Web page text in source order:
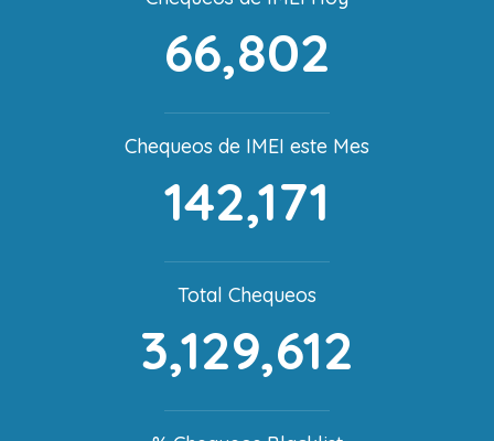
66,802
Chequeos de IMEI este Mes
142,171
Total Chequeos
3,129,612